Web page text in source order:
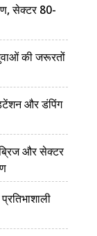
सेक्टर 80-
की जरूरतों
और डंपिंग
और सेक्टर